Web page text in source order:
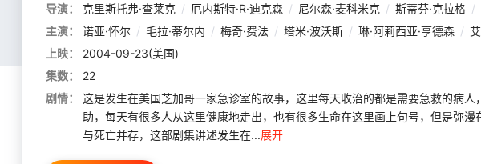
导演： 克里斯托弗·查莱克 / 厄内斯特·R·迪克森 / 尼尔森·麦科米克 / 斯蒂芬·克拉格 /
主演：
诺亚·怀尔 / 毛拉·蒂尔内 / 梅奇·费法 / 塔米·波沃斯 / 琳·阿莉西亚·亨德森 /
上映：
2004-09-23(美国)
集数：
22
剧情：
这是发生在美国芝加哥一家急诊室的故事，这里每天收治的都是需要急救的病
助，每天有很多人从这里健康地走出，也有很多生命在这里画上句号，但是弥
与死亡并存，这部剧集讲述发生在...展开